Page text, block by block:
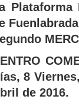
8
de 2016.